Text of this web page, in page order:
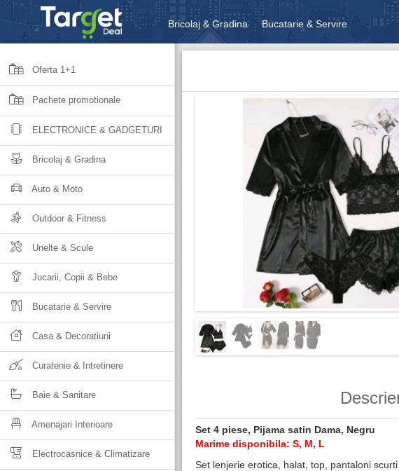
Bricolaj & Gradina Bucatarie & Servire
Unelte & Scule Jucarii, Copii & Bebe
Oferta 1+1
Pachete promotionale
ELECTRONICE & GADGETURI
Bricolaj & Gradina
Auto & Moto
Outdoor & Fitness
Unelte & Scule
Jucarii, Copii & Bebe
Bucatarie & Servire
Casa & Decoratiuni
Curatenie & Intretinere
Baie & Sanitare
Amenajari Interioare
Electrocasnice & Climatizare
Set 4 piese, Pijama satin Dama, Negru
Marime disponibila: S, M, L
Set lenjerie erotica, halat, top, pantaloni